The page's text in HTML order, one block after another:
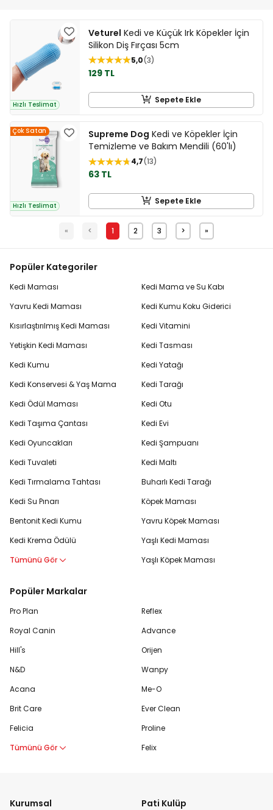
Hızlı Teslimat
Veturel Kedi ve Küçük Irk Köpekler İçin
Silikon Diş Fırçası 5cm
5,0 3
129 TL
Sepete Ekle
Çok Satan
Hızlı Teslimat
Supreme Dog Kedi ve Köpekler İçin
Temizleme ve Bakım Mendili (60'lı)
4,7 13
63 TL
Sepete Ekle
« < 1 2 3 > »
Popüler Kategoriler
Kedi Maması
Yavru Kedi Maması
Kısırlaştırılmış Kedi Maması
Yetişkin Kedi Maması
Kedi Kumu
Kedi Konservesi & Yaş Mama
Kedi Ödül Maması
Kedi Taşıma Çantası
Kedi Oyuncakları
Kedi Tuvaleti
Kedi Tırmalama Tahtası
Kedi Su Pınarı
Bentonit Kedi Kumu
Kedi Krema Ödülü
Tümünü Gör
Kedi Mama ve Su Kabı
Kedi Kumu Koku Giderici
Kedi Vitamini
Kedi Tasması
Kedi Yatağı
Kedi Tarağı
Kedi Otu
Kedi Evi
Kedi Şampuanı
Kedi Maltı
Buharlı Kedi Tarağı
Köpek Maması
Yavru Köpek Maması
Yaşlı Kedi Maması
Yaşlı Köpek Maması
Popüler Markalar
Pro Plan
Royal Canin
Hill's
N&D
Acana
Brit Care
Felicia
Tümünü Gör
Reflex
Advance
Orijen
Wanpy
Me-O
Ever Clean
Proline
Felix
Kurumsal Pati Kulüp